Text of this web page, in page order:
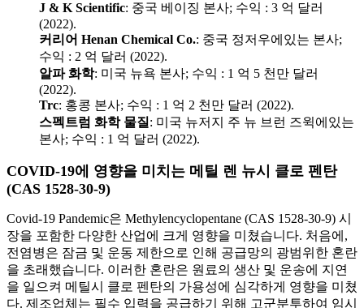
J & K Scientific: 중국 베이징 본사; 수익 : 3 억 달러
(2022).
커리어 Henan Chemical Co.: 중국 정저우에있는 본사;
수익 : 2 억 달러 (2022).
알파 화학: 미국 뉴욕 본사; 수익 : 1 억 5 천만 달러
(2022).
Trc: 홍콩 본사; 수익 : 1 억 2 천만 달러 (2022).
스펙트럼 화학 물질 : 미국 뉴저지 주 뉴 브런 즈윅에있는
본사; 수익 : 1 억 달러 (2022).
COVID-19에 영향을 미치는 메틸 렌 뉴시 클로 펜탄
(CAS 1528-30-9)
Covid-19 Pandemic은 Methylencyclopentane (CAS 1528-30-9) 시
장을 포함한 다양한 산업에 크게 영향을 미쳤습니다. 처음에,
전염병은 잠금 및 운동 제한으로 인해 공급망의 광범위한 혼란
을 초래했습니다. 이러한 혼란은 원료의 생산 및 운송에 지연
을 일으켜 메틸시 클로 펜탄의 가용성에 심각하게 영향을 미쳤
다. 제조업체는 필수 입력을 공급하기 위해 고군분투하여 임시